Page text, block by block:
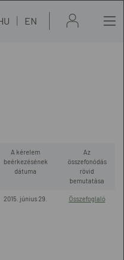
EN
A kérelem
beérkezésének
dátuma
Az
összefonódás
rövid
bemutatása
2015. június 29. Összefoglaló